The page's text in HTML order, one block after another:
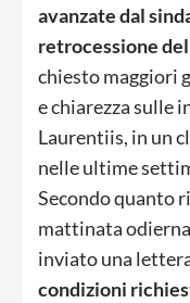
avanzate dal
retrocessione
chiesto maggiori
e chiarezza sulle
Laurentiis, in un
nelle ultime
Secondo quanto
mattinata odierna
inviato una
condizioni